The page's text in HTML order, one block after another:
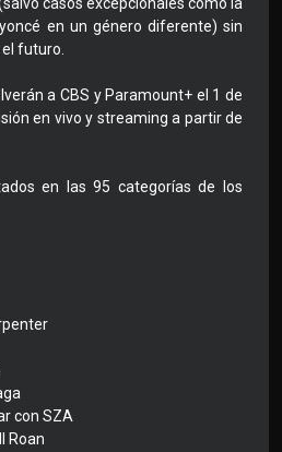
casos excepcionales como la
en un género diferente) sin
futuro.
a CBS y Paramount+ el 1 de
en vivo y streaming a partir de
en las 95 categorías de los
con SZA
Roan